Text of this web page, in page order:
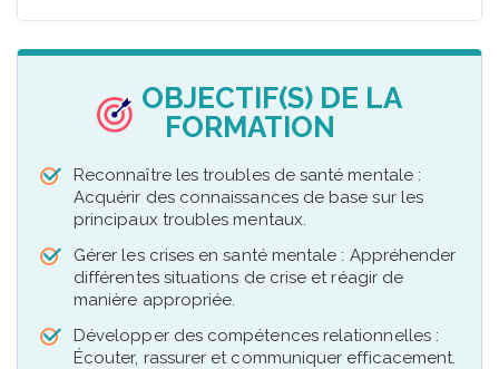
OBJECTIF(S) DE LA
FORMATION
Reconnaître les troubles de santé mentale :
Acquérir des connaissances de base sur les
principaux troubles mentaux.
Gérer les crises en santé mentale : Appréhender
différentes situations de crise et réagir de
manière appropriée.
Développer des compétences relationnelles :
Écouter, rassurer et communiquer efficacement.